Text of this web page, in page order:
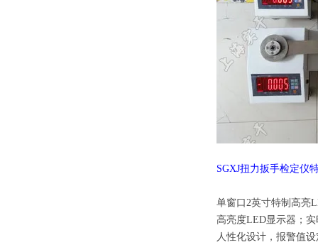
SGXJ扭力扳手检定仪
单窗口2英寸特制高亮
高亮度LED显示器；
人性化设计，报警值